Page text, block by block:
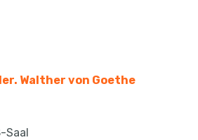
Walther von Goethe
Saal